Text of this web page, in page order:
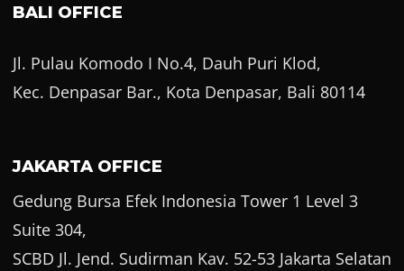
BALI OFFICE
Jl. Pulau Komodo I No.4, Dauh Puri Klod,
Kec. Denpasar Bar., Kota Denpasar, Bali 80114
JAKARTA OFFICE
Gedung Bursa Efek Indonesia Tower 1 Level 3
Suite 304,
SCBD Jl. Jend. Sudirman Kav. 52-53 Jakarta Selatan